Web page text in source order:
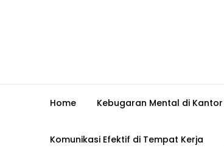
Home Kebugaran Mental di Kantor
Komunikasi Efektif di Tempat Kerja